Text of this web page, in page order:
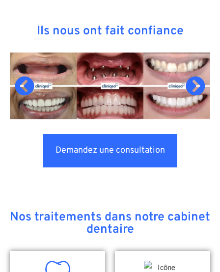
Ils nous ont fait confiance
Demandez une consultation
Nos traitements dans notre cabinet
dentaire